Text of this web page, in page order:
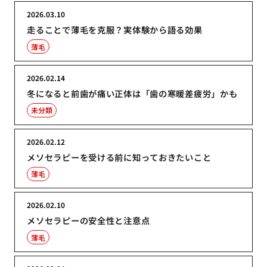
走ることで薄毛を克服？実体験から語る効果
2026.03.10
薄毛
冬になると前歯が痛い正体は「歯の寒暖差疲労」かも
2026.02.14
未分類
メソセラピーを受ける前に知っておきたいこと
2026.02.12
薄毛
メソセラピーの安全性と注意点
2026.02.10
薄毛